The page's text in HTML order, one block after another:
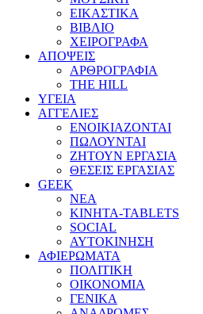
ΕΙΚΑΣΤΙΚΑ
ΒΙΒΛΙΟ
ΧΕΙΡΟΓΡΑΦΑ
ΑΠΟΨΕΙΣ
ΑΡΘΡΟΓΡΑΦΙΑ
THE HILL
ΥΓΕΙΑ
ΑΓΓΕΛΙΕΣ
ΕΝΟΙΚΙΑΖΟΝΤΑΙ
ΠΩΛΟΥΝΤΑΙ
ΖΗΤΟΥΝ ΕΡΓΑΣΙΑ
ΘΕΣΕΙΣ ΕΡΓΑΣΙΑΣ
GEEK
ΝΕΑ
ΚΙΝΗΤΑ-TABLETS
SOCIAL
ΑΥΤΟΚΙΝΗΣΗ
ΑΦΙΕΡΩΜΑΤΑ
ΠΟΛΙΤΙΚΗ
ΟΙΚΟΝΟΜΙΑ
ΓΕΝΙΚΑ